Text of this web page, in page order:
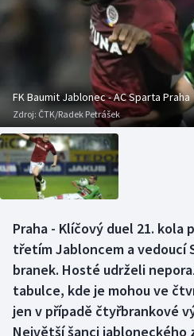
DALŠÍ SPORTY
Americký fotbal
Baseball a softbal
Basketbal
Biatlon
Boby a skeleton
Box
Curling
Dostihy
NEPŘEHLÉDNĚTE
Soutěže
Historické návraty
Aplikace ČT sport
AZ kvíz
FK Baumit Jablonec - AC Sparta Praha
Zdroj: ČTK/Radek Petrášek
Praha - Klíčový duel 21.
třetím Jabloncem a vedoucí
branek. Hosté udrželi
tabulce, kde je mohou ve
jen v případě čtyřbrankové
Největší šanci jabloneckého